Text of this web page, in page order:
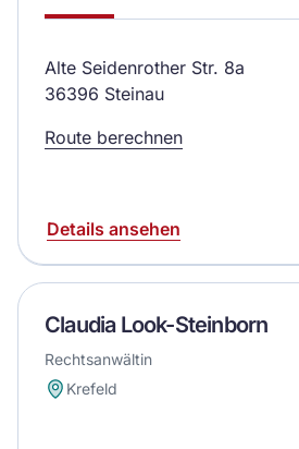
Alte Seidenrother Str. 8a
36396 Steinau
Route berechnen
Details ansehen
Claudia Look-Steinborn
Rechtsanwältin
Krefeld